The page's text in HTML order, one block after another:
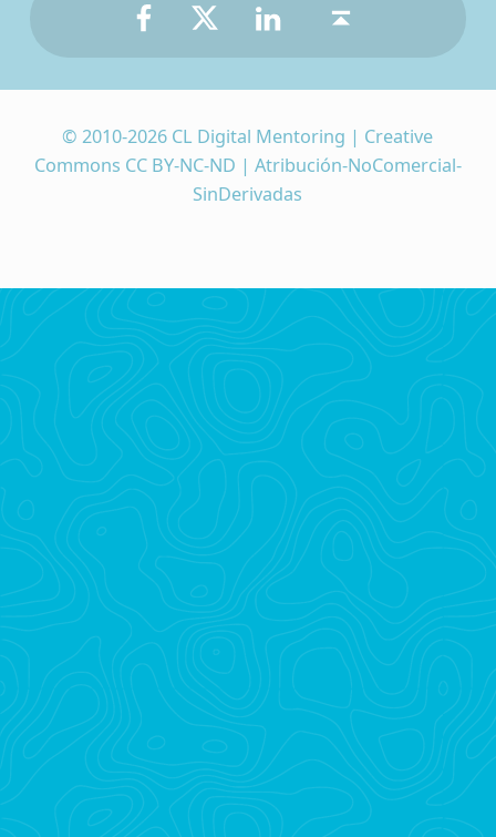
© 2010-2026 CL Digital Mentoring | Creative
Commons CC BY-NC-ND | Atribución-NoComercial-
SinDerivadas